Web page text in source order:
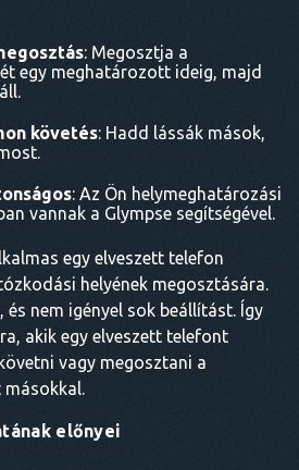
: Megosztja a
egy meghatározott ideig, majd
követés: Hadd lássák mások,
: Az Ön helymeghatározási
vannak a Glympse segítségével.
egy elveszett telefon
helyének megosztására.
és nem igényel sok beállítást. Így
akik egy elveszett telefont
vagy megosztani a
előnyei